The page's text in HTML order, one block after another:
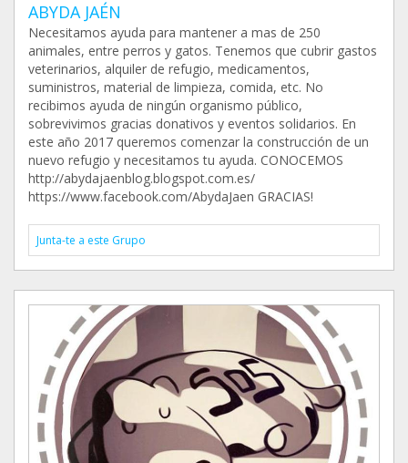
ABYDA JAÉN
Necesitamos ayuda para mantener a mas de 250
animales, entre perros y gatos. Tenemos que cubrir gastos
veterinarios, alquiler de refugio, medicamentos,
suministros, material de limpieza, comida, etc. No
recibimos ayuda de ningún organismo público,
sobrevivimos gracias donativos y eventos solidarios. En
este año 2017 queremos comenzar la construcción de un
nuevo refugio y necesitamos tu ayuda. CONOCEMOS
http://abydajaenblog.blogspot.com.es/
https://www.facebook.com/AbydaJaen GRACIAS!
Junta-te a este Grupo